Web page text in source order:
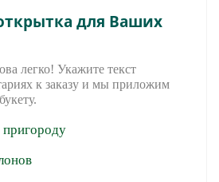
для Ваших
легко! Укажите текст
к заказу и мы приложим